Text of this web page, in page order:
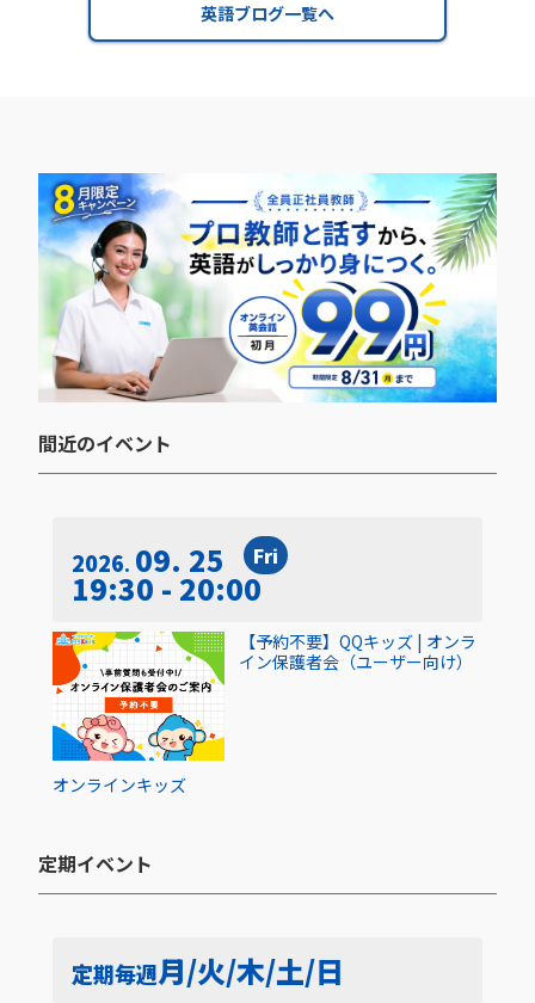
英語ブログ一覧へ
間近のイベント​
2026 09. 25 Fri
19:30 - 20:00
オンラインキッズ
【予約不要】QQキッズ | オンラ
イン保護者会（ユーザー向け）
定期イベント​
定期毎週月/火/木/土/日